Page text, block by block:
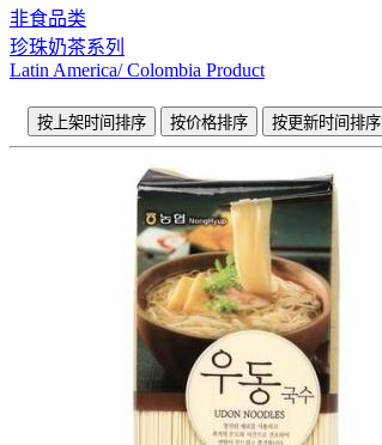
非食品类
珍珠奶茶系列
Latin America/ Colombia Product
按上架时间排序 按价格排序 按更新时间排序